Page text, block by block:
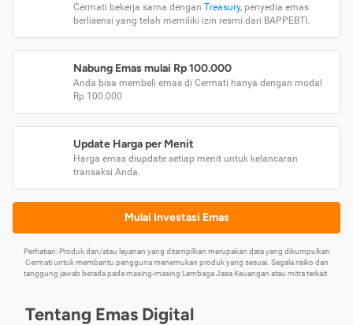
Cermati bekerja sama dengan Treasury, penyedia emas
berlisensi yang telah memiliki izin resmi dari BAPPEBTI.
Nabung Emas mulai Rp 100.000
Anda bisa membeli emas di Cermati hanya dengan modal
Rp 100.000
Update Harga per Menit
Harga emas diupdate setiap menit untuk kelancaran
transaksi Anda.
Mulai Investasi Emas
Perhatian: Produk dan/atau layanan yang ditampilkan merupakan data yang dikumpulkan
Cermati untuk membantu pengguna menemukan produk yang sesuai. Segala risiko dan
tanggung jawab berada pada masing-masing Lembaga Jasa Keuangan atau mitra terkait.
Tentang Emas Digital